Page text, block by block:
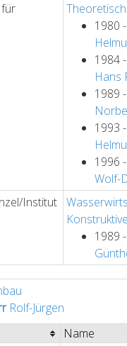
1980
1984
Hans
1989
1993
1996
Wolf-
Institut
1989
Rolf-Jürgen
Name